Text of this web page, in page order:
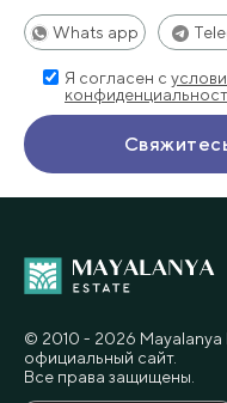
Whats app
Я согласен с
© 2010 - 2026 Мayalanya
официальный сайт.
Все права защищены.